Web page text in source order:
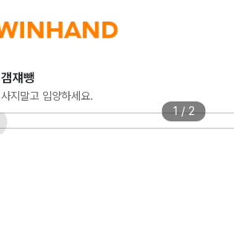
갬쟤뺑
사지말고 입양하세요.
1 / 2